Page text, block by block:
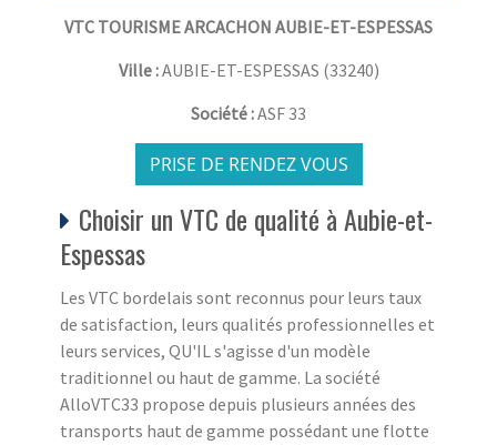
VTC TOURISME ARCACHON AUBIE-ET-ESPESSAS
Ville :AUBIE-ET-ESPESSAS (33240)
Société :ASF 33
PRISE DE RENDEZ VOUS
Choisir un VTC de qualité à Aubie-et-
Espessas
Les VTC bordelais sont reconnus pour leurs taux
de satisfaction, leurs qualités professionnelles et
leurs services, QU'IL s'agisse d'un modèle
traditionnel ou haut de gamme. La société
AlloVTC33 propose depuis plusieurs années des
transports haut de gamme possédant une flotte